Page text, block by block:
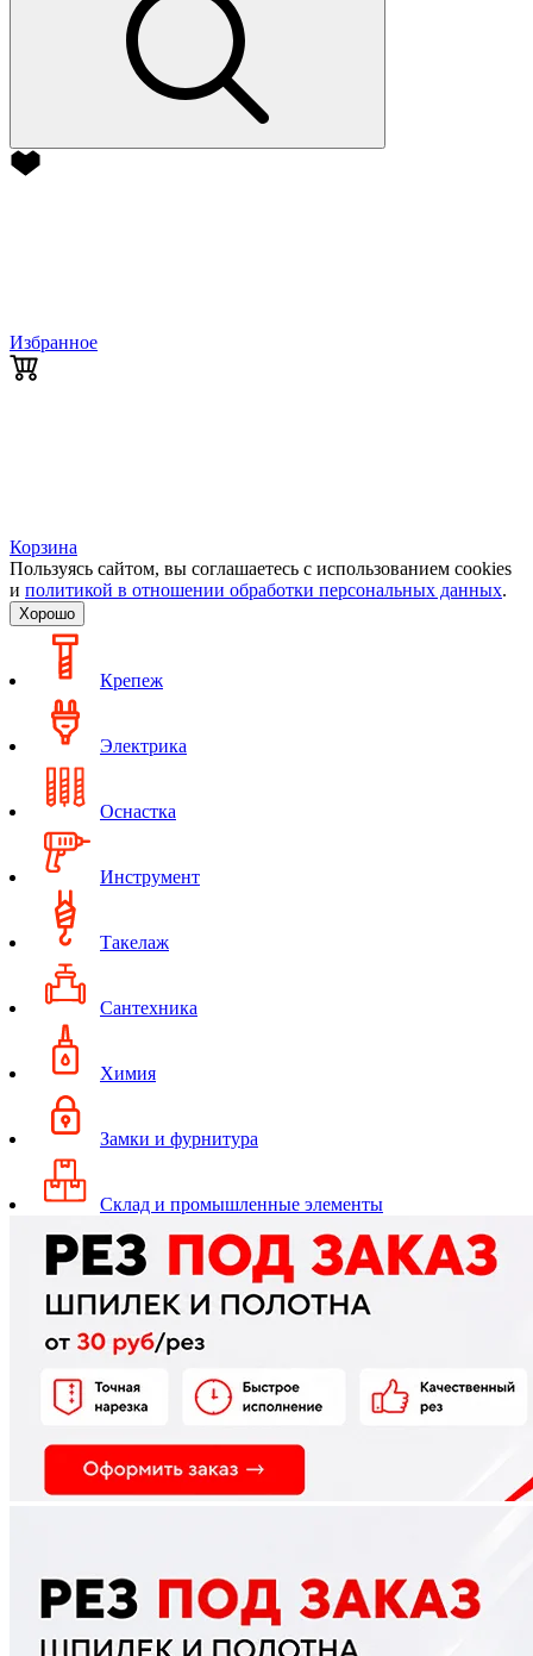
Избранное
Корзина
Пользуясь сайтом, вы соглашаетесь с использованием cookies
и политикой в отношении обработки персональных данных.
Хорошо
Крепеж
Электрика
Оснастка
Инструмент
Такелаж
Сантехника
Химия
Замки и фурнитура
Склад и промышленные элементы